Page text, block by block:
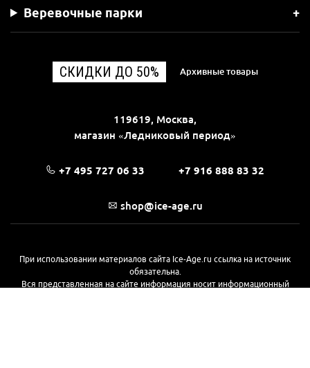
Веревочные парки
СКИДКИ ДО 50% Архивные товары
119619, Москва,
магазин «Ледниковый период»
+7 495 727 06 33 +7 916 888 83 32
shop@ice-age.ru
При использовании материалов сайта Ice-Age.ru ссылка на источник
обязательна.
Вся представленная на сайте информация носит информационный